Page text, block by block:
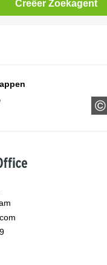
Creëer Zoekagent